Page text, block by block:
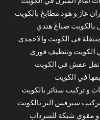
غاز و هود مطابخ بالكويت
بالكويت صباغ هندي
في الكويت والاحمدي
وتنظيف فوري
نقل عفش في الكويت
في الكويت
و تركيب ستائر بالكويت
سيرفس البر بالكويت
مقوي شبكة للسرداب